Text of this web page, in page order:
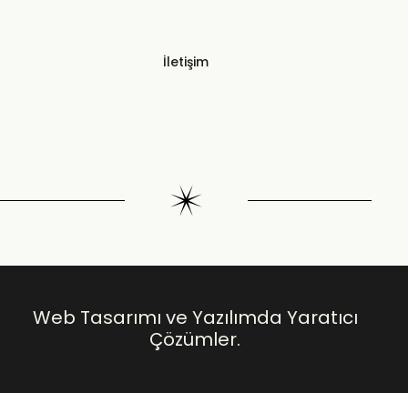
İletişim
Web Tasarımı ve Yazılımda Yaratıcı
Çözümler.